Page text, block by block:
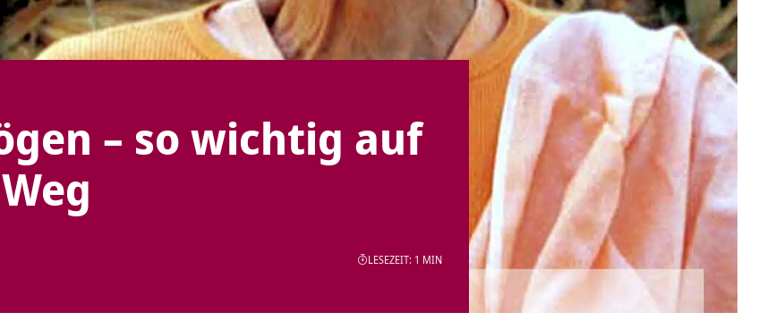
– so wichtig auf
LESEZEIT: 1 MIN